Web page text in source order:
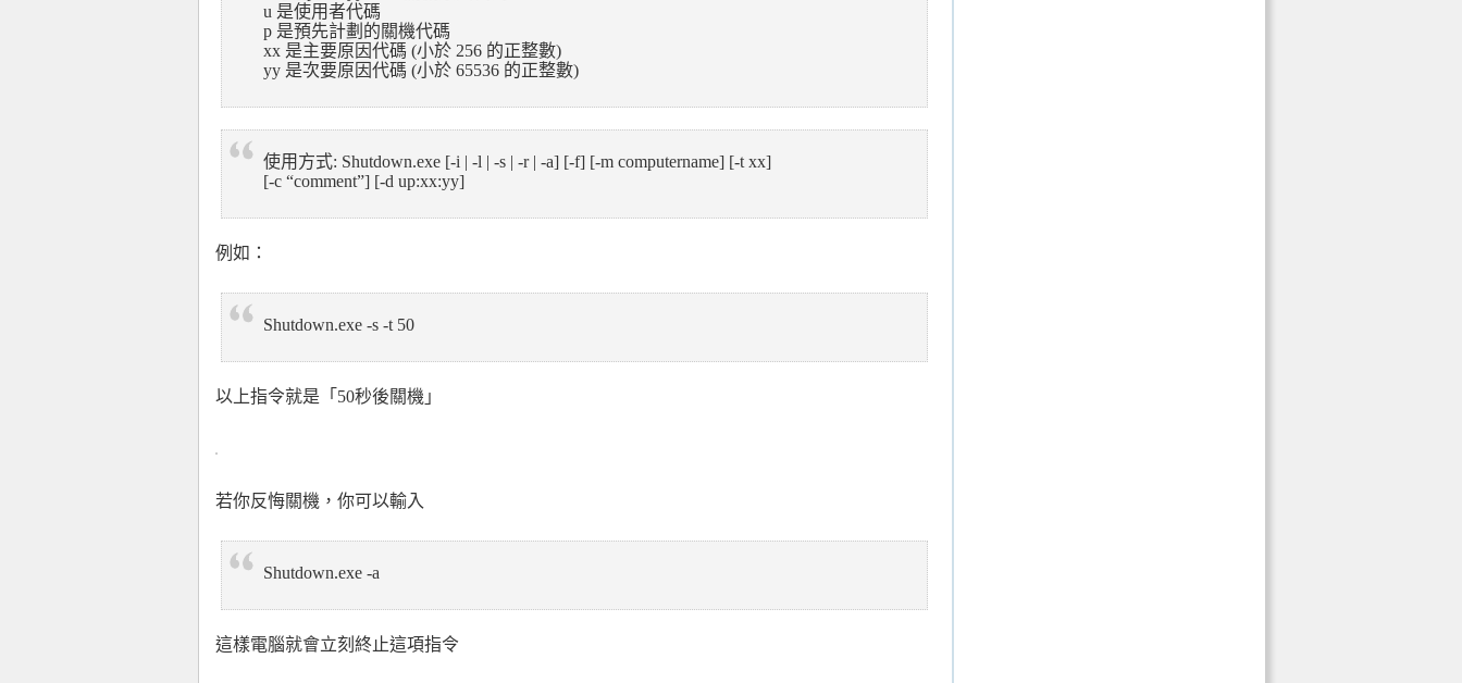
u 是使用者代碼
p 是預先計劃的關機代碼
xx 是主要原因代碼 (小於 256 的正整數)
yy 是次要原因代碼 (小於 65536 的正整數)
使用方式: Shutdown.exe [-i | -l | -s | -r | -a] [-f] [-m computername] [-t xx]
[-c “comment”] [-d up:xx:yy]
例如：
Shutdown.exe -s -t 50
以上指令就是「50秒後關機」
若你反悔關機，你可以輸入
Shutdown.exe -a
這樣電腦就會立刻終止這項指令